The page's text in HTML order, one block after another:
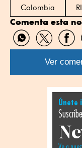
Colombia
Comenta esta
Compartir
por
WhatsApp
Compartir
por
Twitter
por
Ver
Únete